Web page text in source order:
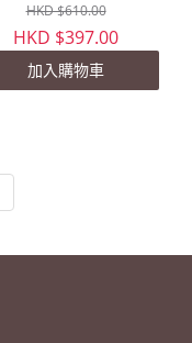
HKD $610.00
HKD $397.00
加入購物車